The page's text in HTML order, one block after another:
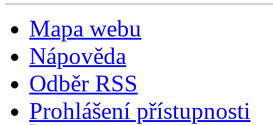
Mapa webu
Nápověda
Odběr RSS
Prohlášení přístupnosti